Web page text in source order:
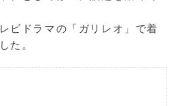
ビドラマの「ガリレオ」で着
た。